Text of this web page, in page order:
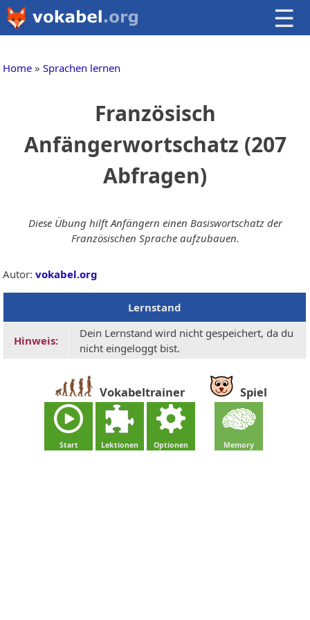
☰
Home Sprachen lernen
Französisch
Anfängerwortschatz (207
Abfragen)
Diese Übung hilft Anfängern einen Basiswortschatz der
Französischen Sprache aufzubauen.
Autor:vokabel.org
Lernstand
Hinweis:
Dein Lernstand wird nicht gespeichert, da du
nicht eingeloggt bist.
Vokabeltrainer
Start Lektionen Optionen
Spiel
Memory